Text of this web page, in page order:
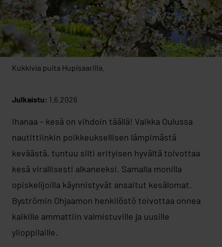
Kukkivia puita Hupisaarilla.
Julkaistu: 1.6.2026
Ihanaa – kesä on vihdoin täällä! Vaikka Oulussa
nautittiinkin poikkeuksellisen lämpimästä
keväästä, tuntuu silti erityisen hyvältä toivottaa
kesä virallisesti alkaneeksi. Samalla monilla
opiskelijoilla käynnistyvät ansaitut kesälomat.
Byströmin Ohjaamon henkilöstö toivottaa onnea
kaikille ammattiin valmistuville ja uusille
ylioppilaille.